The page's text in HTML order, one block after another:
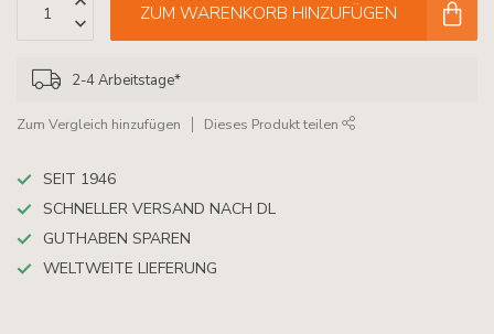
ZUM WARENKORB HINZUFÜGEN
2-4 Arbeitstage*
Zum Vergleich hinzufügen Dieses Produkt teilen
SEIT 1946
SCHNELLER VERSAND NACH DL
GUTHABEN SPAREN
WELTWEITE LIEFERUNG